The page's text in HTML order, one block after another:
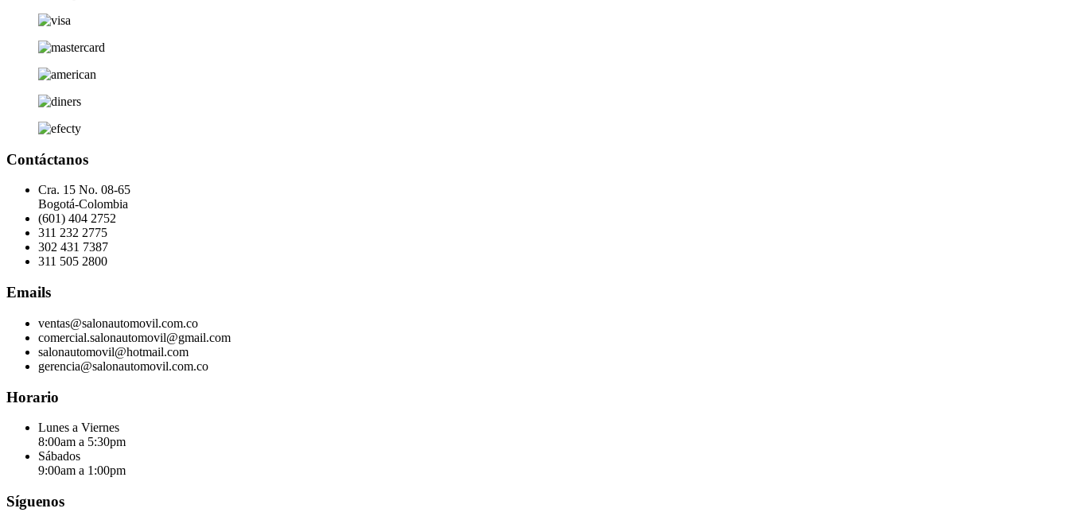
Contáctanos
Cra. 15 No. 08-65
Bogotá-Colombia
(601) 404 2752
311 232 2775
302 431 7387
311 505 2800
Emails
ventas@salonautomovil.com.co
comercial.salonautomovil@gmail.com
salonautomovil@hotmail.com
gerencia@salonautomovil.com.co
Horario
Lunes a Viernes
8:00am a 5:30pm
Sábados
9:00am a 1:00pm
Síguenos